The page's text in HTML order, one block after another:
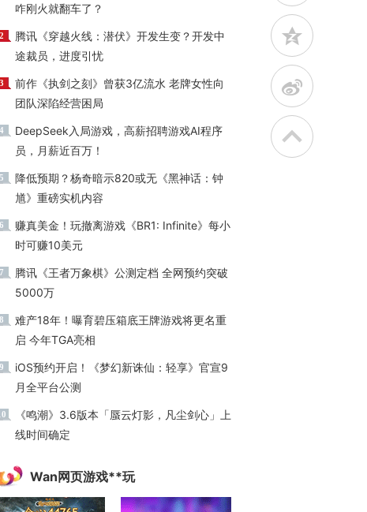
咋刚火就翻车了？
2
腾讯《穿越火线：潜伏》开发生变？开发中
途裁员，进度引忧
3
前作《执剑之刻》曾获3亿流水 老牌女性向
团队深陷经营困局
4
DeepSeek入局游戏，高薪招聘游戏AI程序
员，月薪近百万！
5
降低预期？杨奇暗示820或无《黑神话：钟
馗》重磅实机内容
6
赚真美金！玩撤离游戏《BR1: Infinite》每小
时可赚10美元
7
腾讯《王者万象棋》公测定档 全网预约突破
5000万
8
难产18年！曝育碧压箱底王牌游戏将更名重
启 今年TGA亮相
9
iOS预约开启！《梦幻新诛仙：轻享》官宣9
月全平台公测
《鸣潮》3.6版本「蜃云灯影，凡尘剑心」上
线时间确定
Wan网页游戏**玩
z
t